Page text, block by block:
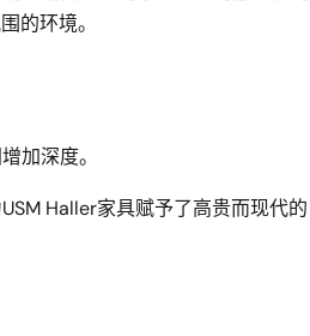
的环境。
加深度。
Haller家具赋予了高贵而现代的